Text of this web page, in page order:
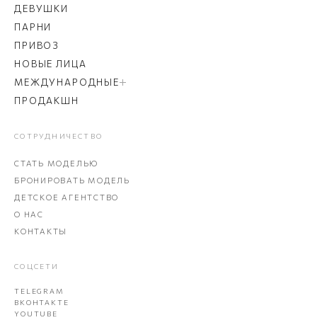
ДЕВУШКИ
ПАРНИ
ПРИВОЗ
НОВЫЕ ЛИЦА
МЕЖДУНАРОДНЫЕ
ПРОДАКШН
СОТРУДНИЧЕСТВО
СТАТЬ МОДЕЛЬЮ
БРОНИРОВАТЬ МОДЕЛЬ
ДЕТСКОЕ АГЕНТСТВО
О НАС
КОНТАКТЫ
СОЦСЕТИ
TELEGRAM
ВКОНТАКТЕ
YOUTUBE